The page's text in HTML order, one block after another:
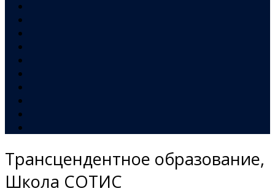
Трансцендентное образование,
Школа СОТИС